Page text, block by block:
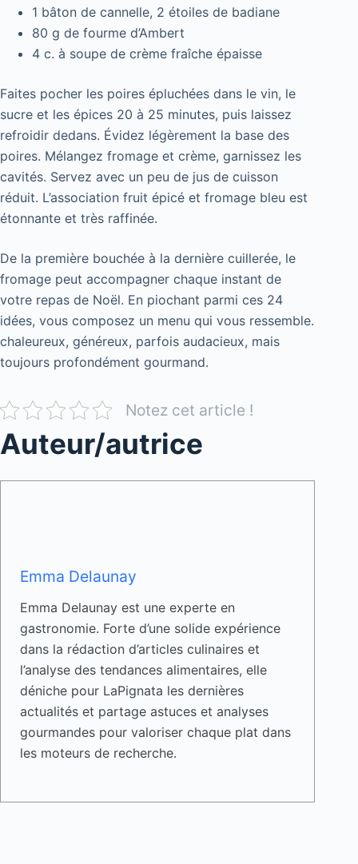
1 bâton de cannelle, 2 étoiles de badiane
80 g de fourme d’Ambert
4 c. à soupe de crème fraîche épaisse
Faites pocher les poires épluchées dans le vin, le
sucre et les épices 20 à 25 minutes, puis laissez
refroidir dedans. Évidez légèrement la base des
poires. Mélangez fromage et crème, garnissez les
cavités. Servez avec un peu de jus de cuisson
réduit. L’association fruit épicé et fromage bleu est
étonnante et très raffinée.
De la première bouchée à la dernière cuillerée, le
fromage peut accompagner chaque instant de
votre repas de Noël. En piochant parmi ces 24
idées, vous composez un menu qui vous ressemble.
chaleureux, généreux, parfois audacieux, mais
toujours profondément gourmand.
Notez cet article !
Auteur/autrice
Emma Delaunay
Emma Delaunay est une experte en
gastronomie. Forte d’une solide expérience
dans la rédaction d’articles culinaires et
l’analyse des tendances alimentaires, elle
déniche pour LaPignata les dernières
actualités et partage astuces et analyses
gourmandes pour valoriser chaque plat dans
les moteurs de recherche.